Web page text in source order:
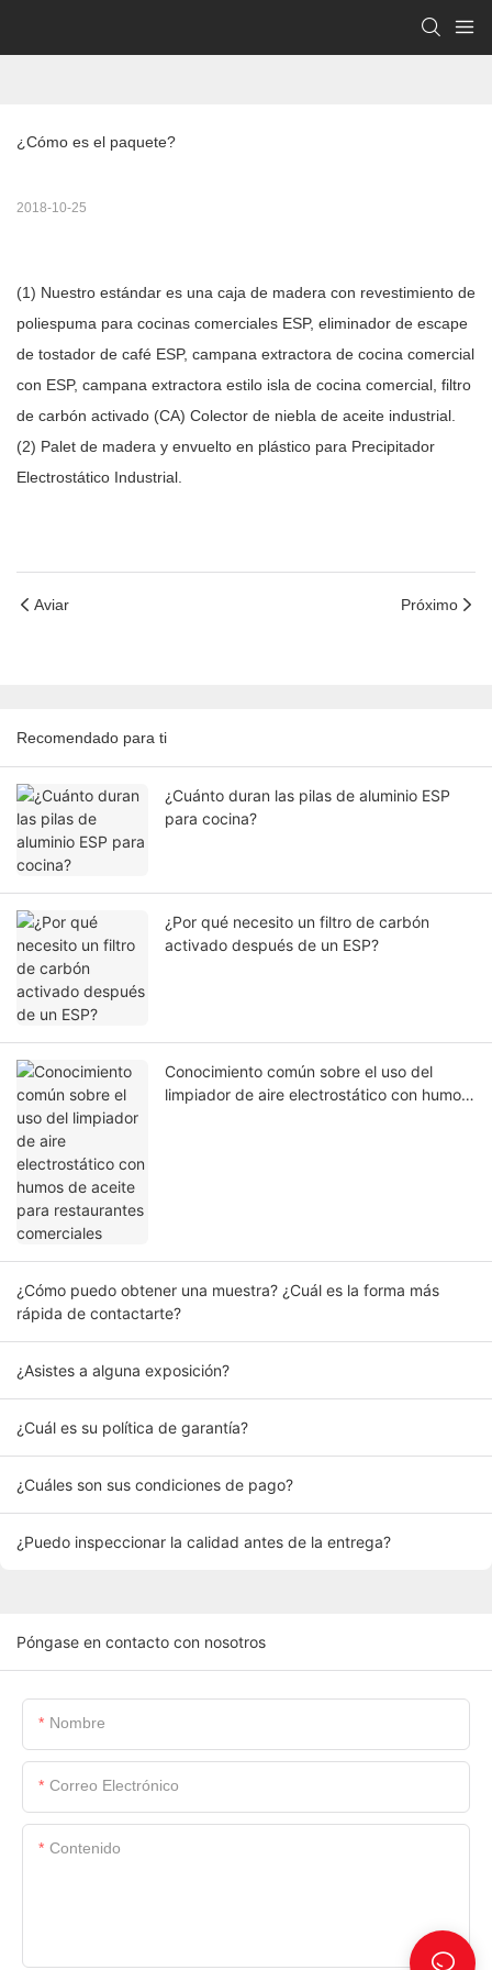
¿Cómo es el paquete?
2018-10-25
(1) Nuestro estándar es una caja de madera con revestimiento de
poliespuma para cocinas comerciales ESP, eliminador de escape
de tostador de café ESP, campana extractora de cocina comercial
con ESP, campana extractora estilo isla de cocina comercial, filtro
de carbón activado (CA) Colector de niebla de aceite industrial.
(2) Palet de madera y envuelto en plástico para Precipitador
Electrostático Industrial.
Aviar Próximo
Recomendado para ti
¿Cuánto duran las pilas de aluminio ESP
para cocina?
¿Por qué necesito un filtro de carbón
activado después de un ESP?
Conocimiento común sobre el uso del
limpiador de aire electrostático con humos
¿Cómo puedo obtener una muestra? ¿Cuál es la forma más
rápida de contactarte?
¿Asistes a alguna exposición?
¿Cuál es su política de garantía?
¿Cuáles son sus condiciones de pago?
¿Puedo inspeccionar la calidad antes de la entrega?
Póngase en contacto con nosotros
Nombre
Correo Electrónico
Contenido